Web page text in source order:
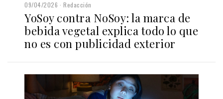
09/04/2026 Redacción
YoSoy contra NoSoy: la marca de
bebida vegetal explica todo lo que
no es con publicidad exterior